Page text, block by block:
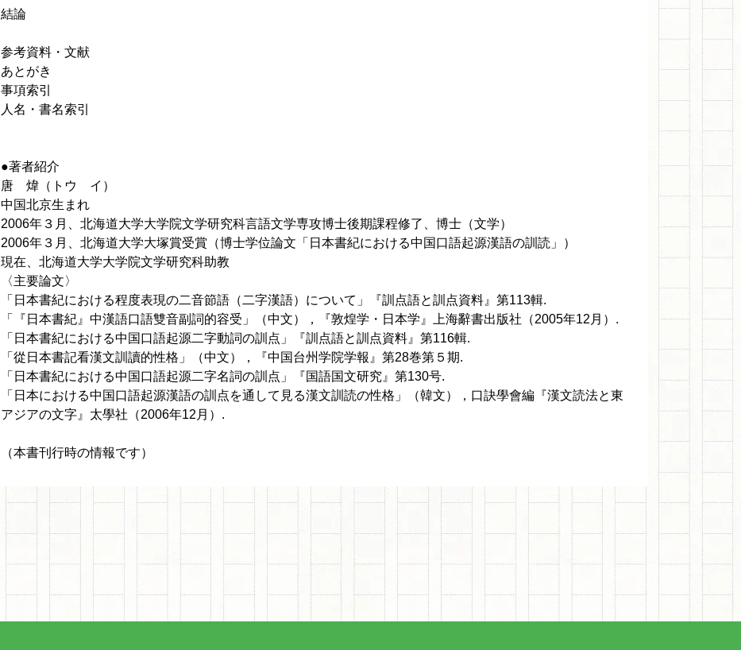
結論
参考資料・文献
あとがき
事項索引
人名・書名索引
●著者紹介
唐 煒（トウ イ）
中国北京生まれ
2006年３月、北海道大学大学院文学研究科言語文学専攻博士後期課程修了、博士（文学）
2006年３月、北海道大学大塚賞受賞（博士学位論文「日本書紀における中国口語起源漢語の訓読」）
現在、北海道大学大学院文学研究科助教
〈主要論文〉
「日本書紀における程度表現の二音節語（二字漢語）について」『訓点語と訓点資料』第113輯.
「『日本書紀』中漢語口語雙音副詞的容受」（中文），『敦煌学・日本学』上海辭書出版社（2005年12月）.
「日本書紀における中国口語起源二字動詞の訓点」『訓点語と訓点資料』第116輯.
「從日本書記看漢文訓讀的性格」（中文），『中国台州学院学報』第28巻第５期.
「日本書紀における中国口語起源二字名詞の訓点」『国語国文研究』第130号.
「日本における中国口語起源漢語の訓点を通して見る漢文訓読の性格」（韓文），口訣學會編『漢文読法と東
アジアの文字』太學社（2006年12月）.
（本書刊行時の情報です）